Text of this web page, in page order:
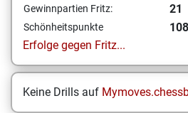
Gewinnpartien Fritz: 21
Schönheitspunkte
108
Erfolge gegen Fritz...
Keine Drills auf